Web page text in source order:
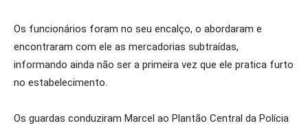
Os funcionários foram no seu encalço, o abordaram e
encontraram com ele as mercadorias subtraídas,
informando ainda não ser a primeira vez que ele pratica furto
no estabelecimento.
Os guardas conduziram Marcel ao Plantão Central da Polícia